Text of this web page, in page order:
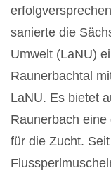
sanierte die
Umwelt (LaNU)
Raunerbachtal
LaNU. Es bietet
Raunerbach
für die Zucht.